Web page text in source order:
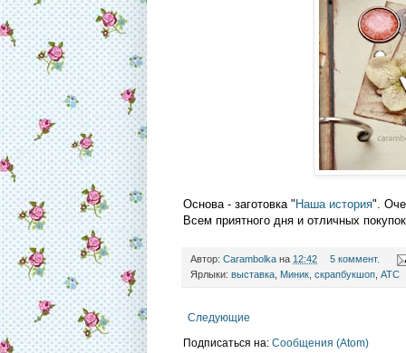
Основа - заготовка " Наша история".
Всем приятного дня и отличных
Автор: Carambolka на 12:42
5 коммент.
Ярлыки: выставка Миник скрапбукшоп ATC
Следующие
Подписаться на: Сообщения (Atom)